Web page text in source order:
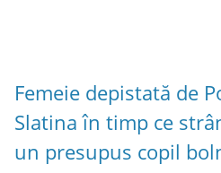
Femeie depistată de
Slatina în timp ce
un presupus copil